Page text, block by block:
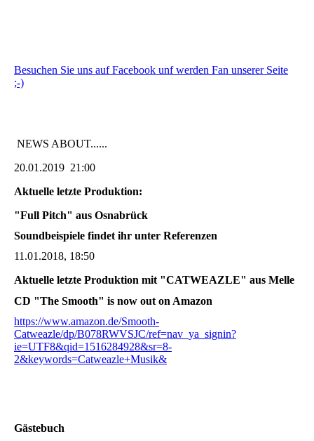
Besuchen Sie uns auf Facebook unf werden Fan unserer Seite
;-)
NEWS ABOUT......
20.01.2019 21:00
Aktuelle letzte Produktion:
"Full Pitch" aus Osnabrück
Soundbeispiele findet ihr unter Referenzen
11.01.2018, 18:50
Aktuelle letzte Produktion mit "CATWEAZLE" aus Melle
CD "The Smooth" is now out on Amazon
https://www.amazon.de/Smooth-
Catweazle/dp/B078RWVSJC/ref=nav_ya_signin?
ie=UTF8&qid=1516284928&sr=8-
2&keywords=Catweazle+Musik&
Gästebuch